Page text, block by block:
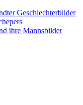
Geschlechterbilder
ihre Mannsbilder